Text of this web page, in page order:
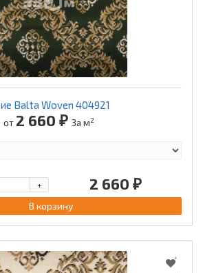
Balta Woven 404921
от 2 660 ₽ За м2
2 660 ₽
+
В корзину